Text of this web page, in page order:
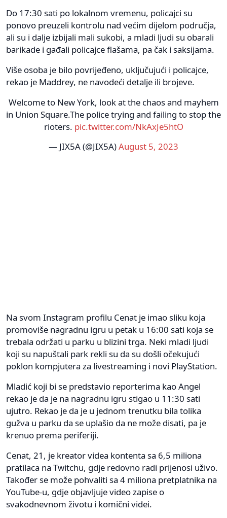
Do 17:30 sati po lokalnom vremenu, policajci su
ponovo preuzeli kontrolu nad većim dijelom područja,
ali su i dalje izbijali mali sukobi, a mladi ljudi su obarali
barikade i gađali policajce flašama, pa čak i saksijama.
Više osoba je bilo povrijeđeno, uključujući i policajce,
rekao je Maddrey, ne navodeći detalje ili brojeve.
Welcome to New York, look at the chaos and mayhem
in Union Square.The police trying and failing to stop the
rioters. pic.twitter.com/NkAxJe5htO
— JIX5A (@JIX5A)August 5, 2023
Na svom Instagram profilu Cenat je imao sliku koja
promoviše nagradnu igru u petak u 16:00 sati koja se
trebala održati u parku u blizini trga. Neki mladi ljudi
koji su napuštali park rekli su da su došli očekujući
poklon kompjutera za livestreaming i novi PlayStation.
Mladić koji bi se predstavio reporterima kao Angel
rekao je da je na nagradnu igru stigao u 11:30 sati
ujutro. Rekao je da je u jednom trenutku bila tolika
gužva u parku da se uplašio da ne može disati, pa je
krenuo prema periferiji.
Cenat, 21, je kreator videa kontenta sa 6,5 miliona
pratilaca na Twitchu, gdje redovno radi prijenosi uživo.
Također se može pohvaliti sa 4 miliona pretplatnika na
YouTube-u, gdje objavljuje video zapise o
svakodnevnom životu i komični videi.